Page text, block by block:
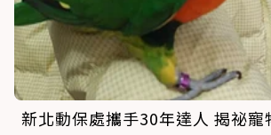
新北動保處攜手30年達人 揭祕寵